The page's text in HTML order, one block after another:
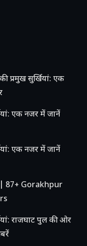
प्रमुख सुर्खियां: एक
एक नजर में जानें
एक नजर में जानें
| 87+ Gorakhpur
राजघाट पुल की ओर